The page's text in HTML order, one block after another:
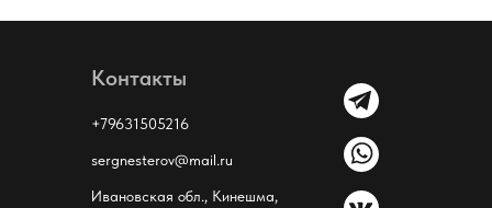
Контакты
Ивановская обл., Кинешма,
+79631505216
sergnesterov@mail.ru